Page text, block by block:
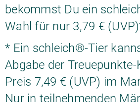
bekommst Du ein
Wahl für nur 3,79 €
* Ein schleich®-Tier
Abgabe der
Preis 7,49 € (UVP) im
Nur in teilnehmenden